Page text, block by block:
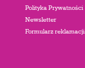
Polityka Prywatności
Newsletter
Formularz reklamacji